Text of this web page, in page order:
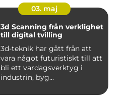
03. maj
3d Scanning från verklighet
till digital tvilling
3d-teknik har gått från att
vara något futuristiskt till att
bli ett vardagsverktyg i
industrin, byg...